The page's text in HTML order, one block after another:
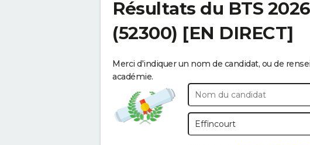
Résultats du BTS
(52300) [EN DIRECT]
Merci d'indiquer un nom de candidat, ou de
académie.